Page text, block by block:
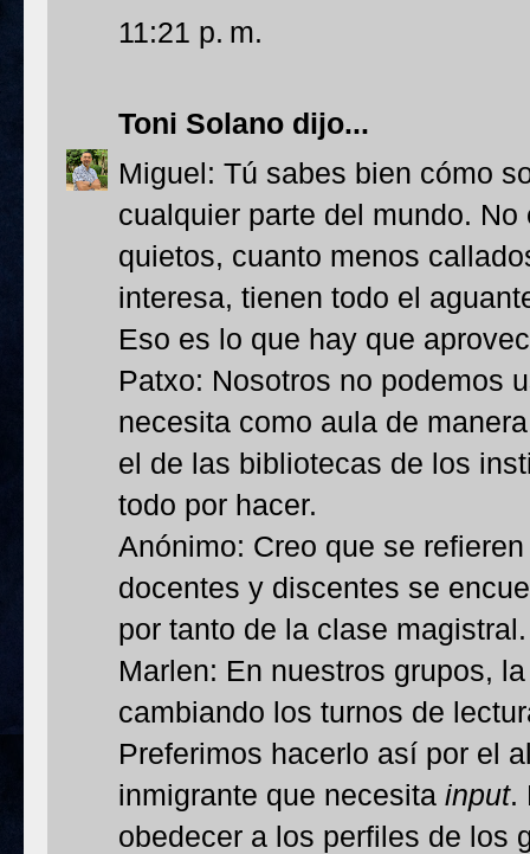
11:21 p. m.
Toni Solano dijo...
Miguel: Tú sabes bien cómo
cualquier parte del mundo.
quietos, cuanto menos
interesa, tienen todo el
Eso es lo que hay que
Patxo: Nosotros no podemos
necesita como aula de
el de las bibliotecas de los
todo por hacer.
Anónimo: Creo que se
docentes y discentes se
por tanto de la clase magistral.
Marlen: En nuestros grupos,
cambiando los turnos de
Preferimos hacerlo así por el
inmigrante que necesita input.
obedecer a los perfiles de los